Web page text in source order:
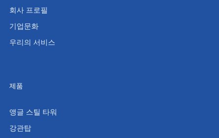
회사 프로필
기업문화
우리의 서비스
제품
앵글 스틸 타워
강관탑